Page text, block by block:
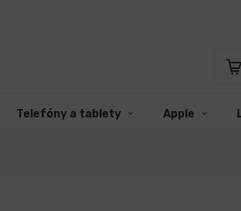
Telefóny a tablety Apple